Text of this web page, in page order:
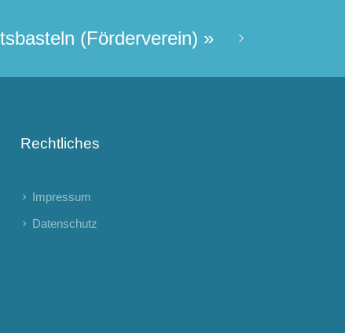
(Förderverein) »
Rechtliches
Impressum
Datenschutz